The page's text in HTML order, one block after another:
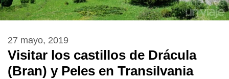
Visitar los castillos de Drácula
(Bran) y Peles en Transilvania
27 mayo, 2019